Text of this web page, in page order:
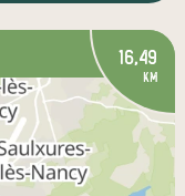
16,49
km